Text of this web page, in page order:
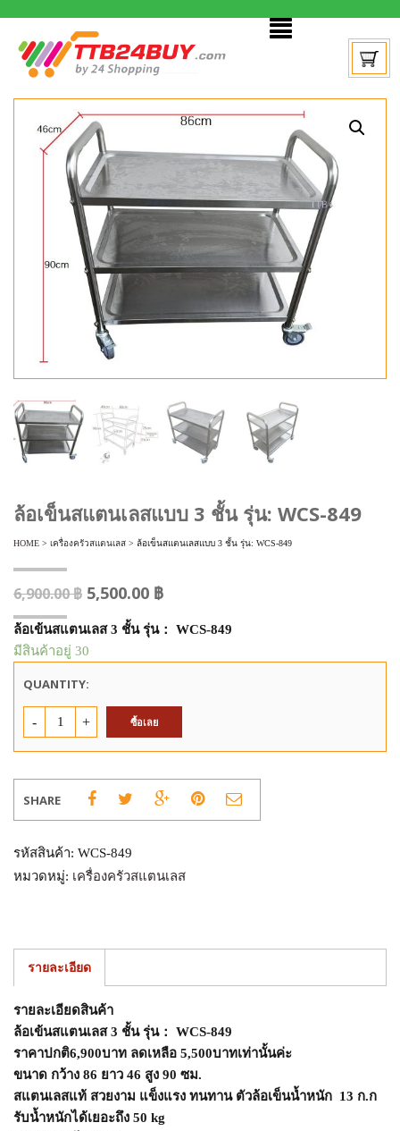
ล้อเข็นสแตนเลสแบบ 3 ชั้น รุ่น: WCS-849
HOME > เครื่องครัวสแตนเลส > ล้อเข็นสแตนเลสแบบ 3 ชั้น รุ่น: WCS-849
6,900.00฿ 5,500.00 ฿
ล้อเข้นสแตนเลส3 ชั้น รุ่น： WCS-849
มีสินค้าอยู่ 30
QUANTITY:
จำนวน ซื้อเลย
SHARE
รหัสสินค้า: WCS-849
หมวดหมู่: เครื่องครัวสแตนเลส
รายละเอียด
รายละเอียดสินค้า
ล้อเข้นสแตนเลส3 ชั้น รุ่น： WCS-849
ราคาปกติ6,900บาท ลดเหลือ 5,500บาทเท่านั้นค่ะ
ขนาด กว้าง 86 ยาว 46 สูง 90 ซม.
สแตนเลสแท้ สวยงาม แข็งแรง ทนทาน ตัวล้อเข็นน้ำหนัก 13 ก.ก
รับน้ำหนักได้เยอะถึง 50 kg